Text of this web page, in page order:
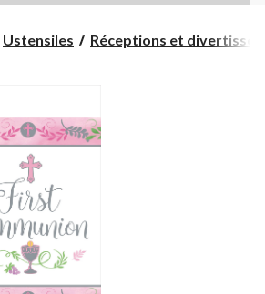
Ustensiles Réceptions et